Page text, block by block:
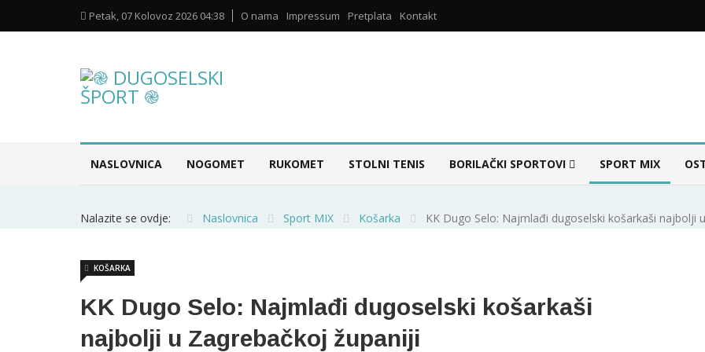
Petak, 07 Kolovoz 2026 04:38 O nama Impressum Pretplata Kontakt
NASLOVNICA NOGOMET RUKOMET STOLNI TENIS BORILAČKI SPORTOVI SPORT MIX
Nalazite se ovdje: Naslovnica Sport MIX Košarka KK Dugo Selo: Najmlađi dugoselski košarkaši najbolji
KK Dugo Selo: Najmlađi dugoselski košarkaši
najbolji u Zagrebačkoj županiji
KOŠARKA